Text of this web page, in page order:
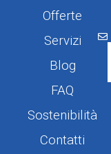
Offerte
Servizi
Blog
FAQ
Sostenibilità
Contatti